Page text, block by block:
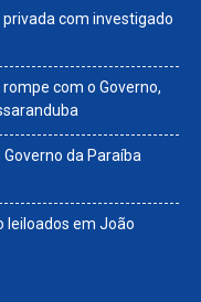
com investigado
com o Governo,
da Paraíba
leiloados em João